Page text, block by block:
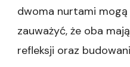
dwoma nurtami
zauważyć, że oba
refleksji oraz